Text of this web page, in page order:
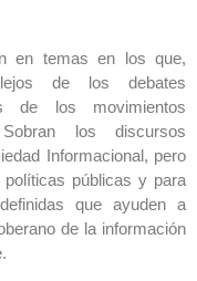
en temas en los que,
lejos de los debates
de los movimientos
los discursos
Informacional, pero
públicas y para
que ayuden a
de la información